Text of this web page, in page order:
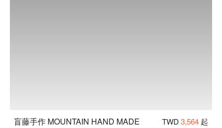
盲藤手作 MOUNTAIN HAND MADE TWD 3,564 起